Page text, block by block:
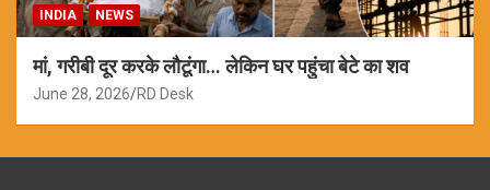
INDIA NEWS
मां, गरीबी दूर करके लौटूंगा… लेकिन घर पहुंचा बेटे का शव
June 28, 2026 RD Desk